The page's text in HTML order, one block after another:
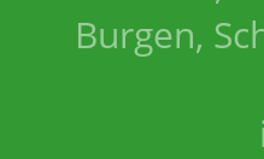
Burgen,